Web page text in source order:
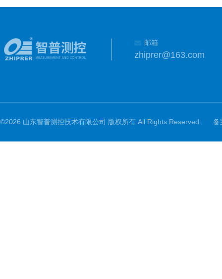
邮箱
zhiprer@163.com
©2026 山东智普测控技术有限公司 版权所有 All Rights Reserved. 备